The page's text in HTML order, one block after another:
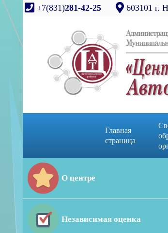
+7(831)281-42-25 603101 г.
Главная
страница
О центре
Независимая оценка